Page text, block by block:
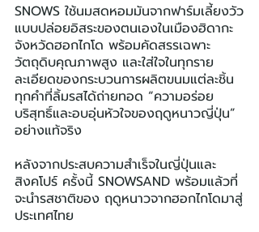
SNOWS ใช้นมสดหอมมันจากฟาร์มเลี้ยงวัว
แบบปล่อยอิสระของตนเองในเมืองฮิดากะ
จังหวัดฮอกไกโด พร้อมคัดสรรเฉพาะ
วัตถุดิบคุณภาพสูง และใส่ใจในทุกราย
ละเอียดของกระบวนการผลิตขนมแต่ละชิ้น
ทุกคำที่ลิ้มรสได้ถ่ายทอด “ความอร่อย
บริสุทธิ์และอบอุ่นหัวใจของฤดูหนาวญี่ปุ่น”
อย่างแท้จริง
หลังจากประสบความสำเร็จในญี่ปุ่นและ
สิงคโปร์ ครั้งนี้ SNOWSAND พร้อมแล้วที่
จะนำรสชาติของ ฤดูหนาวจากฮอกไกโดมาสู่
ประเทศไทย